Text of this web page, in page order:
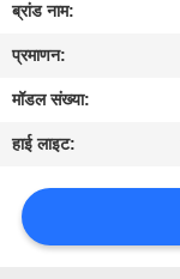
गुणवत्ता
नियंत्रण
हमसे
संपर्क
करें
ब्रांड नाम:
प्रमाणन:
मॉडल संख्या:
हाई लाइट: